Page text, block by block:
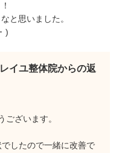
と思いました。
)
イユ整体院からの返
ざいます。
したので一緒に改善で